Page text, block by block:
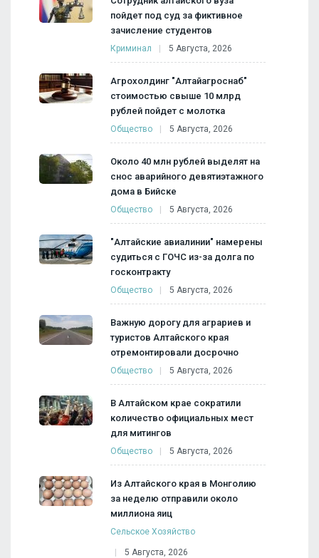
пойдет под суд за фиктивное
зачисление студентов
Криминал 5 Августа, 2026
Агрохолдинг "Алтайагроснаб"
стоимостью свыше 10 млрд
рублей пойдет с молотка
Общество 5 Августа, 2026
Около 40 млн рублей выделят на
снос аварийного девятиэтажного
дома в Бийске
Общество 5 Августа, 2026
"Алтайские авиалинии" намерены
судиться с ГОЧС из-за долга по
госконтракту
Общество 5 Августа, 2026
Важную дорогу для аграриев и
туристов Алтайского края
отремонтировали досрочно
Общество 5 Августа, 2026
В Алтайском крае сократили
количество официальных мест
для митингов
Общество 5 Августа, 2026
Из Алтайского края в Монголию
за неделю отправили около
миллиона яиц
Сельское Хозяйство
5 Августа, 2026